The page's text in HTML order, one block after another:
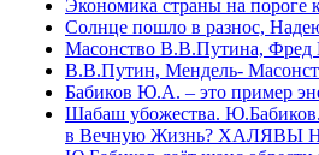
Экономика страны на пороге
Солнце пошло в разнос,
Масонство В.В.Путина, Фред
В.В.Путин, Мендель-
Бабиков Ю.А. – это пример
Шабаш убожества.
в Вечную Жизнь? ХАЛЯВЫ